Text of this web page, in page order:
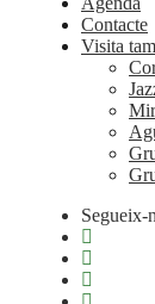
Contacte
Visita
Segueix-